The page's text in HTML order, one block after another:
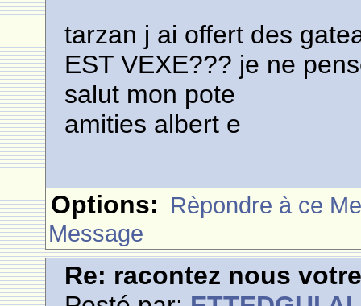
tarzan j ai offert des
EST VEXE??? je ne
salut mon pote
amities albert e
Options: Rèpondre à ce
Message
Re: racontez nous